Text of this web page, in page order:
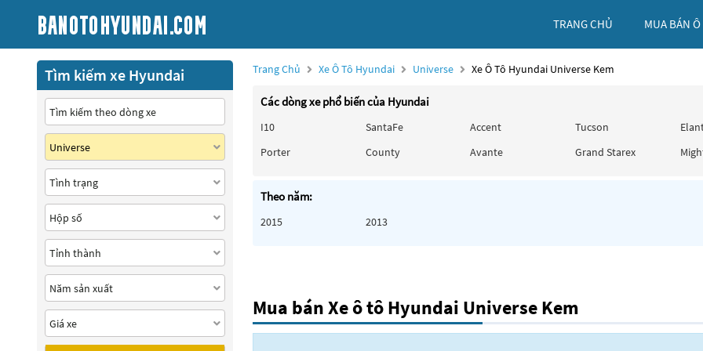
TRANG CHỦ MUA BÁN
Trang Chủ Xe Ô Tô Hyundai Universe Xe Ô Tô Hyundai Universe Kem
Các dòng xe phổ biến của Hyundai
I10 SantaFe Accent Tucson
Porter
County Avante Grand Starex
Theo năm:
2015 2013
Mua bán Xe ô tô Hyundai Universe Kem
Tìm kiếm xe Hyundai